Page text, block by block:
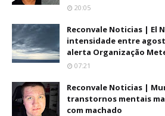
20:05
Reconvale Noticias |
intensidade entre
alerta Organização
07:21
Reconvale Noticias |
transtornos mentais
com machado